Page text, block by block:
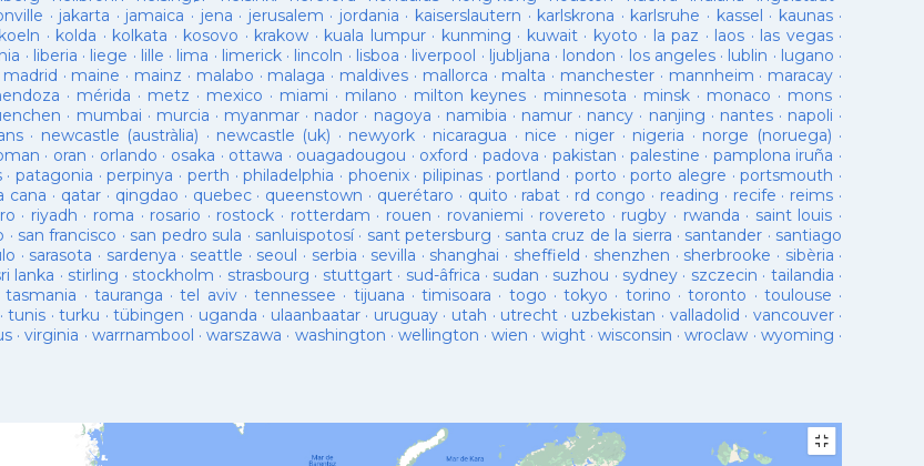
· jakarta · jamaica · jena · jerusalem · jordania · kaiserslautern · karlskrona · karlsruhe · kassel · kaunas·
koeln · kolda · kolkata · kosovo · krakow · kuala lumpur· kunming · kuwait· kyoto · la paz · laos · las vegas·
· liberia · liege · lille · lima · limerick· lincoln · lisboa · liverpool · ljubljana · london · los angeles· lublin · lugano ·
madrid · maine · mainz · malabo · malaga · maldives · mallorca · malta · manchester · mannheim · maracay ·
· mérida · metz · mexico · miami · milano · milton keynes · minnesota · minsk· monaco · mons ·
· mumbai · murcia · myanmar · nador · nagoya · namibia · namur · nancy · nanjing · nantes· napoli ·
· newcastle (austràlia) · newcastle (uk) · newyork · nicaragua · nice · niger · nigeria · norge (noruega) ·
· oran · orlando · osaka · ottawa · ouagadougou · oxford · padova · pakistan · palestine · pamplona iruña ·
· patagonia ·perpinya · perth ·philadelphia · phoenix·pilipinas ·portland · porto ·porto alegre ·portsmouth ·
cana · qatar · qingdao · quebec· queenstown · querétaro · quito · rabat · rd congo · reading · recife · reims ·
· riyadh · roma · rosario · rostock · rotterdam · rouen · rovaniemi · rovereto · rugby · rwanda · saint louis ·
· san francisco · san pedro sula · sanluispotosí· sant petersburg · santa cruz de la sierra · santander · santiago
· sarasota · sardenya · seattle · seoul · serbia · sevilla · shanghai · sheffield · shenzhen · sherbrooke · sibèria ·
lanka · stirling · stockholm · strasbourg · stuttgart· sud-âfrica · sudan · suzhou · sydney · szczecin · tailandia ·
tasmania · tauranga ·tel aviv·tennessee · tijuana ·timisoara · togo ·tokyo · torino ·toronto · toulouse ·
·tunis ·turku ·tübingen · uganda · ulaanbaatar· uruguay· utah · utrecht · uzbekistan · valladolid · vancouver·
·virginia · warrnambool ·warszawa · washington · wellington ·wien · wight·wisconsin ·wroclaw · wyoming ·